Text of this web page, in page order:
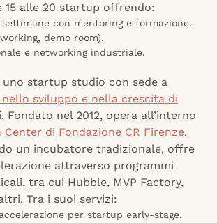
15 alle 20 startup offrendo:
settimane con mentoring e formazione.
demo room).
e networking industriale.
uno startup studio con sede a
sviluppo e nella crescita di
Fondato nel 2012, opera all’interno
Center di Fondazione CR Firenze.
un incubatore tradizionale, offre
attraverso programmi
tra cui Hubble, MVP Factory,
Tra i suoi servizi:
per startup early-stage.